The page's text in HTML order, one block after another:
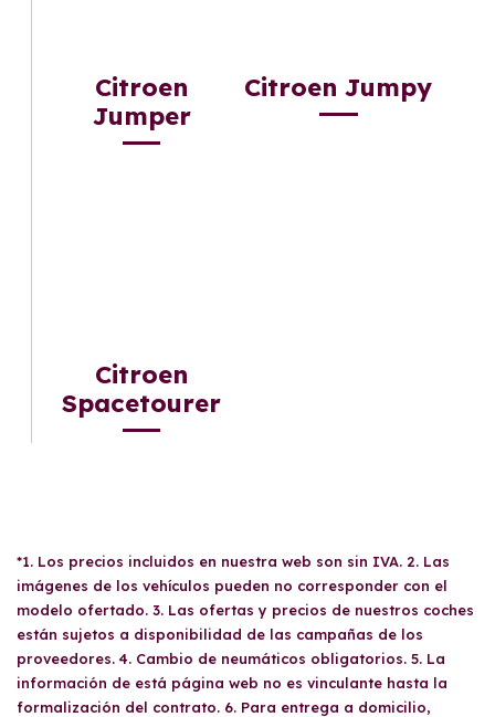
Citroen
Jumper
Citroen Jumpy
Citroen
Spacetourer
*1. Los precios incluidos en nuestra web son sin IVA. 2. Las
imágenes de los vehículos pueden no corresponder con el
modelo ofertado. 3. Las ofertas y precios de nuestros coches
están sujetos a disponibilidad de las campañas de los
proveedores. 4. Cambio de neumáticos obligatorios. 5. La
información de está página web no es vinculante hasta la
formalización del contrato. 6. Para entrega a domicilio,